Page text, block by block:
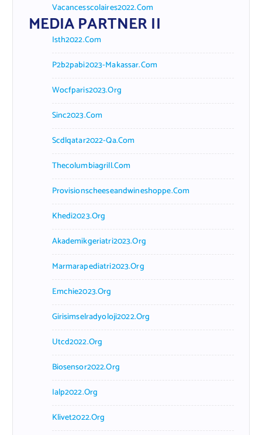
Vacancesscolaires2022.com
MEDIA PARTNER II
Isth2022.com
P2b2pabi2023-Makassar.com
Wocfparis2023.org
Sinc2023.com
Scdlqatar2022-Qa.com
Thecolumbiagrill.com
Provisionscheeseandwineshoppe.com
Khedi2023.org
Akademikgeriatri2023.org
Marmarapediatri2023.org
Emchie2023.org
Girisimselradyoloji2022.org
Utcd2022.org
Biosensor2022.org
Ialp2022.org
Klivet2022.org